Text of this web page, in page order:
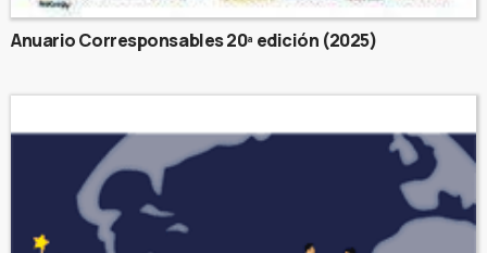
Anuario Corresponsables 20ª edición (2025)